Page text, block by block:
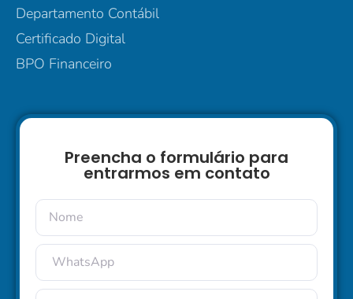
Departamento Contábil
Certificado Digital
BPO Financeiro
Preencha o formulário para
entrarmos em contato